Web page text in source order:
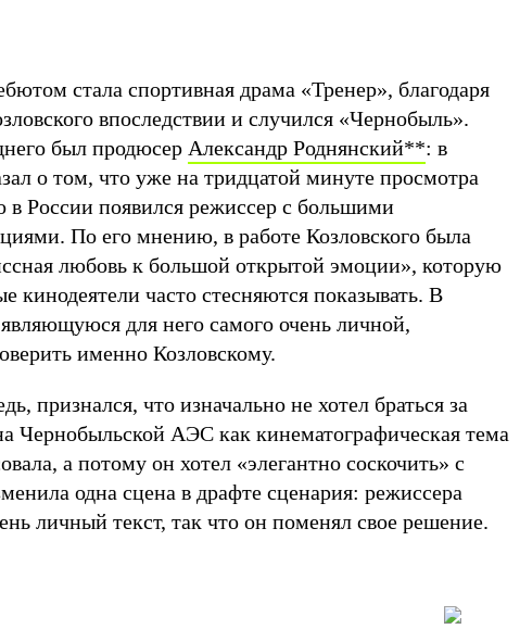
стала спортивная драма «Тренер», благодаря
впоследствии и случился «Чернобыль».
был продюсер Александр Роднянский**: в
о том, что уже на тридцатой минуте просмотра
в России появился режиссер с большими
По его мнению, в работе Козловского была
любовь к большой открытой эмоции», которую
кинодеятели часто стесняются показывать. В
для него самого очень личной,
именно Козловскому.
признался, что изначально не хотел браться за
Чернобыльской АЭС как кинематографическая тема
а потому он хотел «элегантно соскочить» с
одна сцена в драфте сценария: режиссера
личный текст, так что он поменял свое решение.